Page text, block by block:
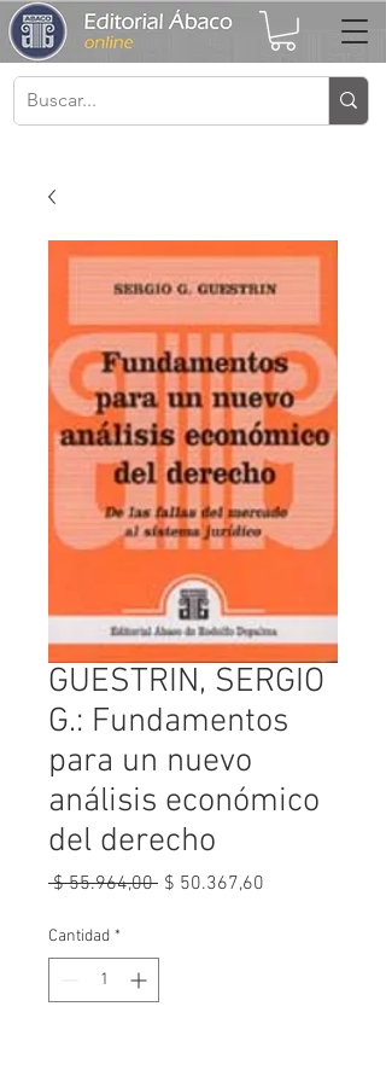
GUESTRIN, SERGIO
G.: Fundamentos
para un nuevo
análisis económico
del derecho
$ 55.964,00 Precio
$ 50.367,60
Cantidad *